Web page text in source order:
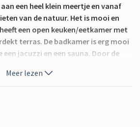
een heel klein meertje en vanaf
van de natuur. Het is mooi en
een open keuken/eetkamer met
terras. De badkamer is erg mooi
een jacuzzi en een sauna. Door de
De vuurtoren van
waard. De ontvangst van
variëren in het gebied.
Meer lezen